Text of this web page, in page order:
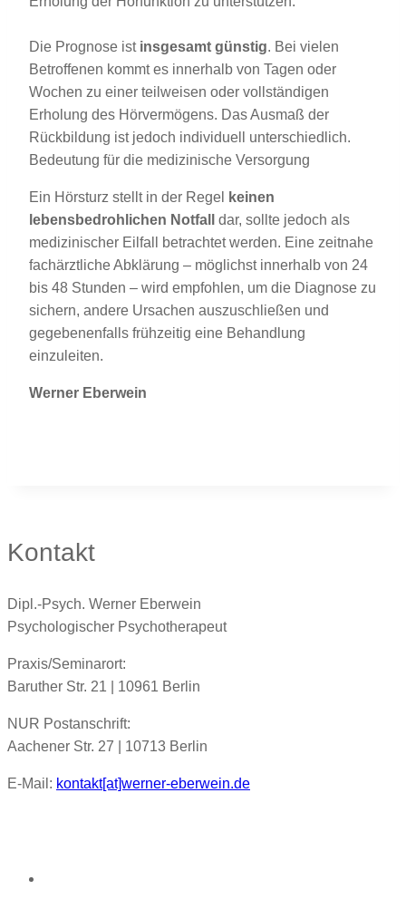
Die Prognose ist insgesamt günstig. Bei vielen
Betroffenen kommt es innerhalb von Tagen oder
Wochen zu einer teilweisen oder vollständigen
Erholung des Hörvermögens. Das Ausmaß der
Rückbildung ist jedoch individuell unterschiedlich.
Bedeutung für die medizinische Versorgung
Ein Hörsturz stellt in der Regel
keinen
lebensbedrohlichen Notfall
dar, sollte jedoch als
medizinischer Eilfall betrachtet werden. Eine zeitnahe
fachärztliche Abklärung – möglichst innerhalb von 24
bis 48 Stunden – wird empfohlen, um die Diagnose zu
sichern, andere Ursachen auszuschließen und
gegebenenfalls frühzeitig eine Behandlung
einzuleiten.
Werner Eberwein
Kontakt
Dipl.-Psych. Werner Eberwein
Psychologischer Psychotherapeut
Praxis/Seminarort:
Baruther Str. 21 | 10961 Berlin
NUR Postanschrift:
Aachener Str. 27 | 10713 Berlin
E-Mail: kontakt[at]werner-eberwein.de